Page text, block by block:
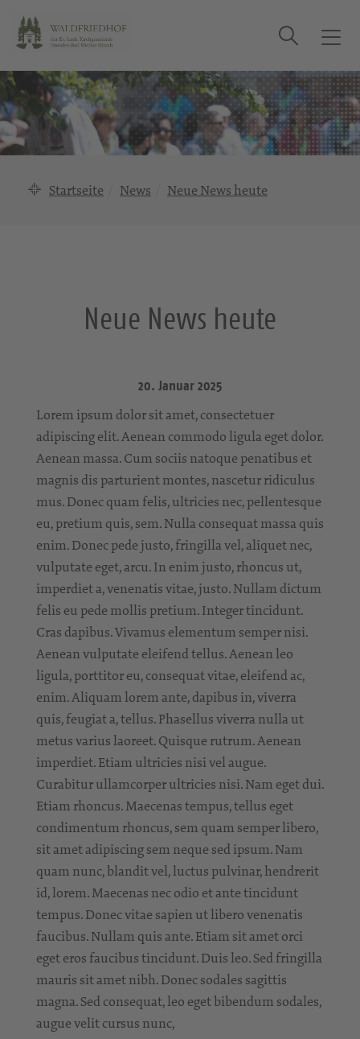
T
g
g
l
e
n
Suche
Startseite News Neue News heute
Neue News heute
20. Januar 2025
Lorem ipsum dolor sit amet, consectetuer
adipiscing elit. Aenean commodo ligula eget dolor.
Aenean massa. Cum sociis natoque penatibus et
magnis dis parturient montes, nascetur ridiculus
mus. Donec quam felis, ultricies nec, pellentesque
eu, pretium quis, sem. Nulla consequat massa quis
enim. Donec pede justo, fringilla vel, aliquet nec,
vulputate eget, arcu. In enim justo, rhoncus ut,
imperdiet a, venenatis vitae, justo. Nullam dictum
felis eu pede mollis pretium. Integer tincidunt.
Cras dapibus. Vivamus elementum semper nisi.
Aenean vulputate eleifend tellus. Aenean leo
ligula, porttitor eu, consequat vitae, eleifend ac,
enim. Aliquam lorem ante, dapibus in, viverra
quis, feugiat a, tellus. Phasellus viverra nulla ut
metus varius laoreet. Quisque rutrum. Aenean
imperdiet. Etiam ultricies nisi vel augue.
Curabitur ullamcorper ultricies nisi. Nam eget dui.
Etiam rhoncus. Maecenas tempus, tellus eget
condimentum rhoncus, sem quam semper libero,
sit amet adipiscing sem neque sed ipsum. Nam
quam nunc, blandit vel, luctus pulvinar, hendrerit
id, lorem. Maecenas nec odio et ante tincidunt
tempus. Donec vitae sapien ut libero venenatis
faucibus. Nullam quis ante. Etiam sit amet orci
eget eros faucibus tincidunt. Duis leo. Sed fringilla
mauris sit amet nibh. Donec sodales sagittis
magna. Sed consequat, leo eget bibendum sodales,
augue velit cursus nunc,